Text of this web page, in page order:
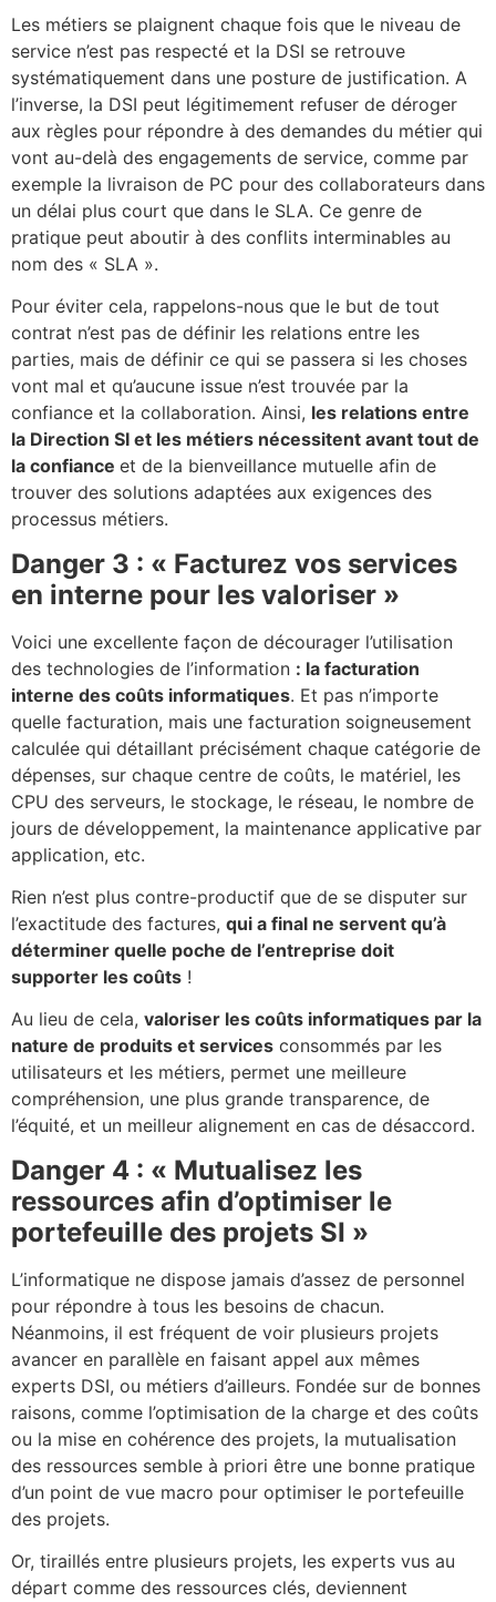
Les métiers se plaignent chaque fois que le niveau de
service n’est pas respecté et la DSI se retrouve
systématiquement dans une posture de justification. A
l’inverse, la DSI peut légitimement refuser de déroger
aux règles pour répondre à des demandes du métier qui
vont au-delà des engagements de service, comme par
exemple la livraison de PC pour des collaborateurs dans
un délai plus court que dans le SLA. Ce genre de
pratique peut aboutir à des conflits interminables au
nom des « SLA ».
Pour éviter cela, rappelons-nous que le but de tout
contrat n’est pas de définir les relations entre les
parties, mais de définir ce qui se passera si les choses
vont mal et qu’aucune issue n’est trouvée par la
confiance et la collaboration. Ainsi, les relations entre
la Direction SI et les métiers nécessitent avant tout de
la confiance et de la bienveillance mutuelle afin de
trouver des solutions adaptées aux exigences des
processus métiers.
Danger 3 : « Facturez vos services
en interne pour les valoriser »
Voici une excellente façon de décourager l’utilisation
des technologies de l’information : la facturation
interne des coûts informatiques. Et pas n’importe
quelle facturation, mais une facturation soigneusement
calculée qui détaillant précisément chaque catégorie de
dépenses, sur chaque centre de coûts, le matériel, les
CPU des serveurs, le stockage, le réseau, le nombre de
jours de développement, la maintenance applicative par
application, etc.
Rien n’est plus contre-productif que de se disputer sur
l’exactitude des factures, qui a final ne servent qu’à
déterminer quelle poche de l’entreprise doit
supporter les coûts !
Au lieu de cela, valoriser les coûts informatiques par la
nature de produits et services consommés par les
utilisateurs et les métiers, permet une meilleure
compréhension, une plus grande transparence, de
l’équité, et un meilleur alignement en cas de désaccord.
Danger 4 : « Mutualisez les
ressources afin d’optimiser le
portefeuille des projets SI »
L’informatique ne dispose jamais d’assez de personnel
pour répondre à tous les besoins de chacun.
Néanmoins, il est fréquent de voir plusieurs projets
avancer en parallèle en faisant appel aux mêmes
experts DSI, ou métiers d’ailleurs. Fondée sur de bonnes
raisons, comme l’optimisation de la charge et des coûts
ou la mise en cohérence des projets, la mutualisation
des ressources semble à priori être une bonne pratique
d’un point de vue macro pour optimiser le portefeuille
des projets.
Or, tiraillés entre plusieurs projets, les experts vus au
départ comme des ressources clés, deviennent